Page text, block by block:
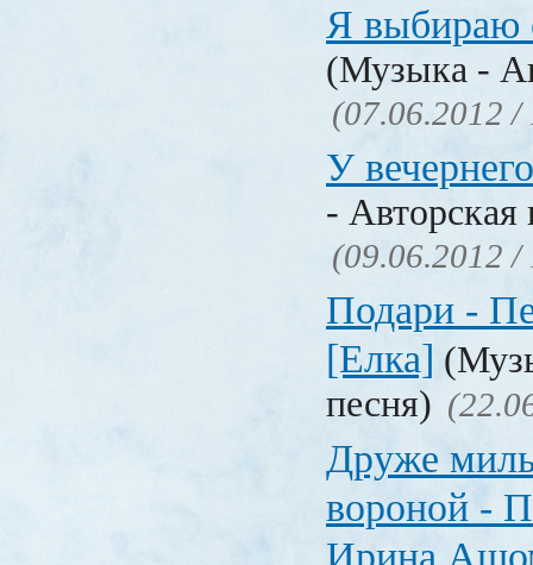
Я выбираю
(Музыка -
(07.06.2012 /
У
- Авторская
(09.06.2012 /
Подари -
[Елка]
песня)
Друже
вороной -
Ирина